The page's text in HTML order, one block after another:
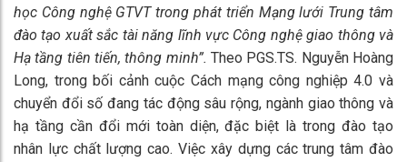
học Công nghệ GTVT trong phát triển Mạng lưới Trung tâm
đào tạo xuất sắc tài năng lĩnh vực Công nghệ giao thông và
Hạ tầng tiên tiến, thông minh”. Theo PGS.TS. Nguyễn Hoàng
Long, trong bối cảnh cuộc Cách mạng công nghiệp 4.0 và
chuyển đổi số đang tác động sâu rộng, ngành giao thông và
hạ tầng cần đổi mới toàn diện, đặc biệt là trong đào tạo
nhân lực chất lượng cao. Việc xây dựng các trung tâm đào